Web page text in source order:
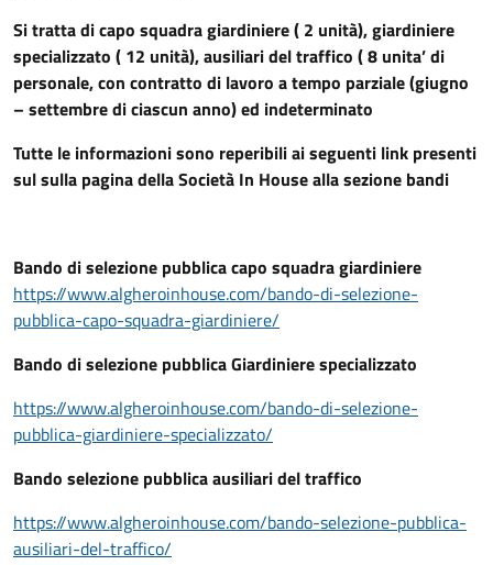
Si tratta di capo squadra giardiniere ( 2 unità), giardiniere
specializzato ( 12 unità), ausiliari del traffico ( 8 unita’ di
personale, con contratto di lavoro a tempo parziale (giugno
– settembre di ciascun anno) ed indeterminato
Tutte le informazioni sono reperibili ai seguenti link presenti
sul sulla pagina della Società In House alla sezione bandi
Bando di selezione pubblica capo squadra giardiniere
https://www.algheroinhouse.com/bando-di-selezione-
pubblica-capo-squadra-giardiniere/
Bando di selezione pubblica Giardiniere specializzato
https://www.algheroinhouse.com/bando-di-selezione-
pubblica-giardiniere-specializzato/
Bando selezione pubblica ausiliari del traffico
https://www.algheroinhouse.com/bando-selezione-pubblica-
ausiliari-del-traffico/